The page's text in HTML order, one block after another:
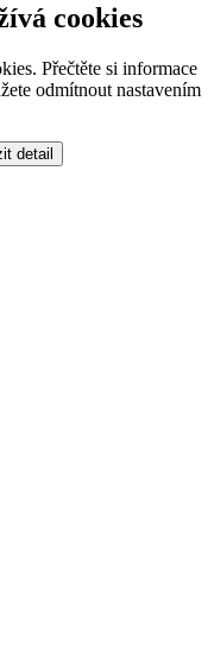
cookies
Přečtěte si informace
odmítnout nastavením
detail